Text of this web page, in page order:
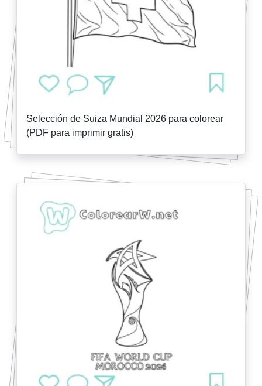
Selección de Suiza Mundial 2026 para colorear
(PDF para imprimir gratis)